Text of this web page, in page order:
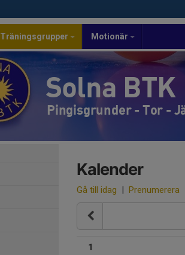
Träningsgrupper Motionär
Solna BTK
Pingisgrunder - Tor -
Kalender
Gå till idag | Prenumerera
1